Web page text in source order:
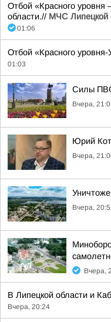
Отбой «Красного уровня
области.// МЧС Липецкой
01:06
Отбой «Красного
01:03
Силы ПВО
Вчера,
Юрий
Вчера,
Вчера,
Вчера,
В Липецкой области и
Вчера, 20:24